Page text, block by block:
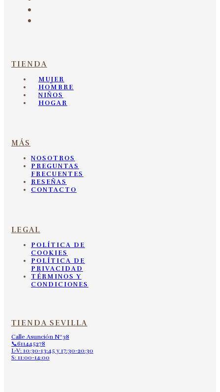
TIENDA
MUJER
HOMBRE
NIÑOS
HOGAR
MÁS
NOSOTROS
PREGUNTAS
FRECUENTES
RESEÑAS
CONTACTO
LEGAL
POLÍTICA DE
COOKIES
POLÍTICA DE
PRIVACIDAD
TÉRMINOS Y
CONDICIONES
TIENDA SEVILLA
Calle Asunción Nº38
📞611445278
L-V: 10:30-13:45 y 17:30-20:30
S: 11:00-14:00